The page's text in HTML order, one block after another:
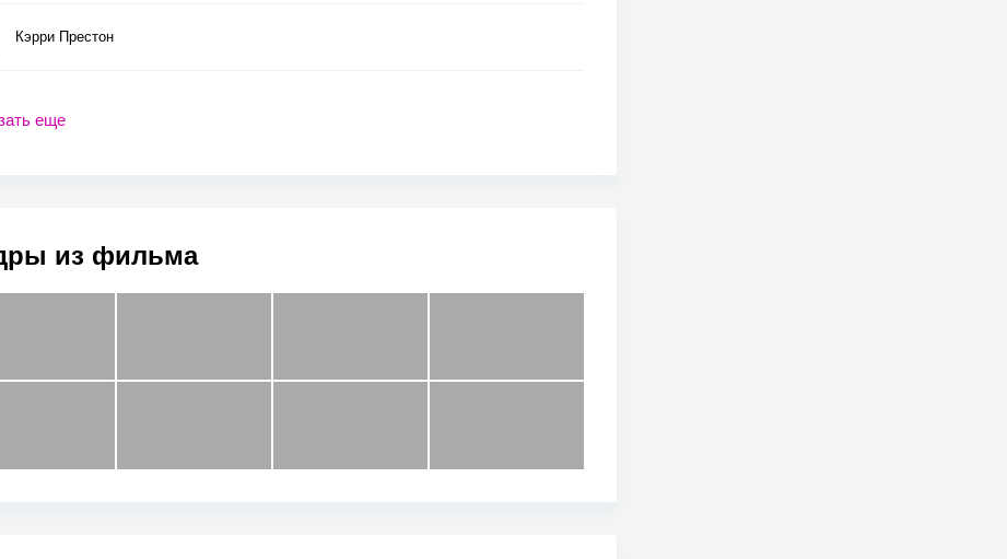
Кэрри Престон
еще
из фильма